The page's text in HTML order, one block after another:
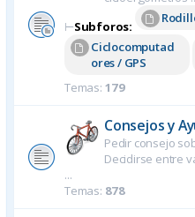
⊢Subforos:
Ciclocomputad
ores / GPS
Temas: 179
Consejos y
Pedir consejo
Decidirse entre
...
Temas: 878